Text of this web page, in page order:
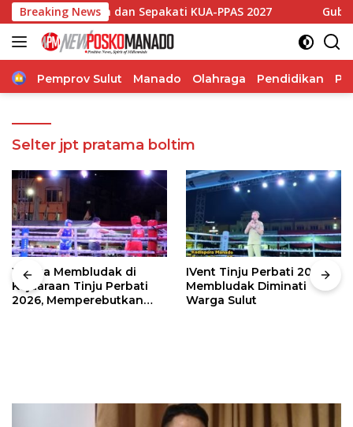
Langsung
ke
konten
Breaking News
Dewan dan Sepakati KUA-PPAS 2027 Gubernur
Home
Pemprov Sulut Manado Olahraga Pendidikan
Selter jpt pratama boltim
Warga Membludak di
Kejuaraan Tinju Perbati
2026, Memperebutkan
IVent Tinju Perbati 2026
Membludak Diminati
Warga Sulut